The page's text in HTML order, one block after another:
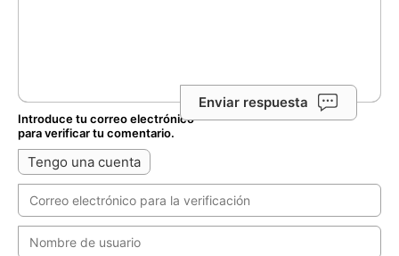
Enviar respuesta
Introduce tu correo electrónico
para verificar tu comentario.
Tengo una cuenta